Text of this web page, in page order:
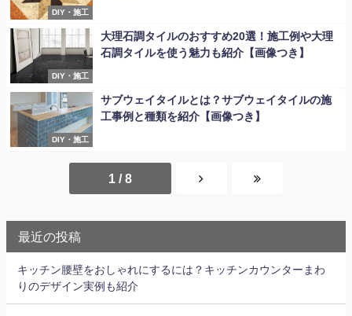
DIY・施工
DIY・施工
大理石調タイルのおすすめ20選！施工例や大理
石調タイルを使う魅力も紹介【画像つき】
DIY・施工
サブウェイタイルとは？サブウェイタイルの施
工事例と種類を紹介【画像つき】
1 / 8
最近の投稿
キッチン腰壁をおしゃれにするには？キッチンカウンターまわ
りのデザイン実例も紹介